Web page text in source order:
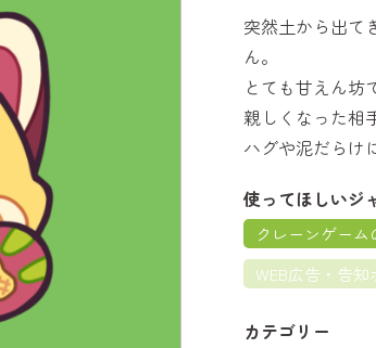
突然土から出て
ん。
とても甘えん坊
親しくなった相
ハグや泥だらけ
使ってほしいジ
クレーンゲーム
WEB広告・告知
カテゴリー